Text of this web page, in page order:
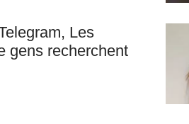
Les
gens recherchent